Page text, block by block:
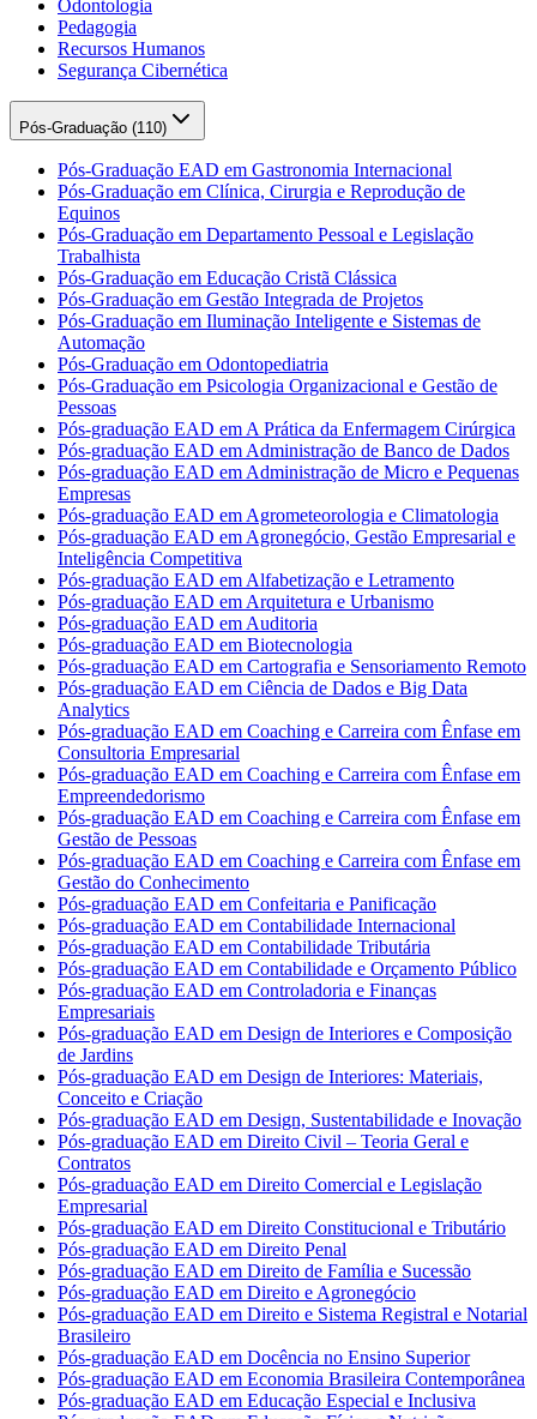
Odontologia
Pedagogia
Recursos Humanos
Segurança Cibernética
Pós-Graduação (110)
Pós-Graduação EAD em Gastronomia Internacional
Pós-Graduação em Clínica, Cirurgia e Reprodução de
Equinos
Pós-Graduação em Departamento Pessoal e Legislação
Trabalhista
Pós-Graduação em Educação Cristã Clássica
Pós-Graduação em Gestão Integrada de Projetos
Pós-Graduação em Iluminação Inteligente e Sistemas de
Automação
Pós-Graduação em Odontopediatria
Pós-Graduação em Psicologia Organizacional e Gestão de
Pessoas
Pós-graduação EAD em A Prática da Enfermagem Cirúrgica
Pós-graduação EAD em Administração de Banco de Dados
Pós-graduação EAD em Administração de Micro e Pequenas
Empresas
Pós-graduação EAD em Agrometeorologia e Climatologia
Pós-graduação EAD em Agronegócio, Gestão Empresarial e
Inteligência Competitiva
Pós-graduação EAD em Alfabetização e Letramento
Pós-graduação EAD em Arquitetura e Urbanismo
Pós-graduação EAD em Auditoria
Pós-graduação EAD em Biotecnologia
Pós-graduação EAD em Cartografia e Sensoriamento Remoto
Pós-graduação EAD em Ciência de Dados e Big Data
Analytics
Pós-graduação EAD em Coaching e Carreira com Ênfase em
Consultoria Empresarial
Pós-graduação EAD em Coaching e Carreira com Ênfase em
Empreendedorismo
Pós-graduação EAD em Coaching e Carreira com Ênfase em
Gestão de Pessoas
Pós-graduação EAD em Coaching e Carreira com Ênfase em
Gestão do Conhecimento
Pós-graduação EAD em Confeitaria e Panificação
Pós-graduação EAD em Contabilidade Internacional
Pós-graduação EAD em Contabilidade Tributária
Pós-graduação EAD em Contabilidade e Orçamento Público
Pós-graduação EAD em Controladoria e Finanças
Empresariais
Pós-graduação EAD em Design de Interiores e Composição
de Jardins
Pós-graduação EAD em Design de Interiores: Materiais,
Conceito e Criação
Pós-graduação EAD em Design, Sustentabilidade e Inovação
Pós-graduação EAD em Direito Civil – Teoria Geral e
Contratos
Pós-graduação EAD em Direito Comercial e Legislação
Empresarial
Pós-graduação EAD em Direito Constitucional e Tributário
Pós-graduação EAD em Direito Penal
Pós-graduação EAD em Direito de Família e Sucessão
Pós-graduação EAD em Direito e Agronegócio
Pós-graduação EAD em Direito e Sistema Registral e Notarial
Brasileiro
Pós-graduação EAD em Docência no Ensino Superior
Pós-graduação EAD em Economia Brasileira Contemporânea
Pós-graduação EAD em Educação Especial e Inclusiva